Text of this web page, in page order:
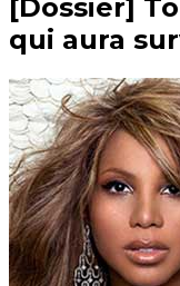
[Dossier]
qui aura